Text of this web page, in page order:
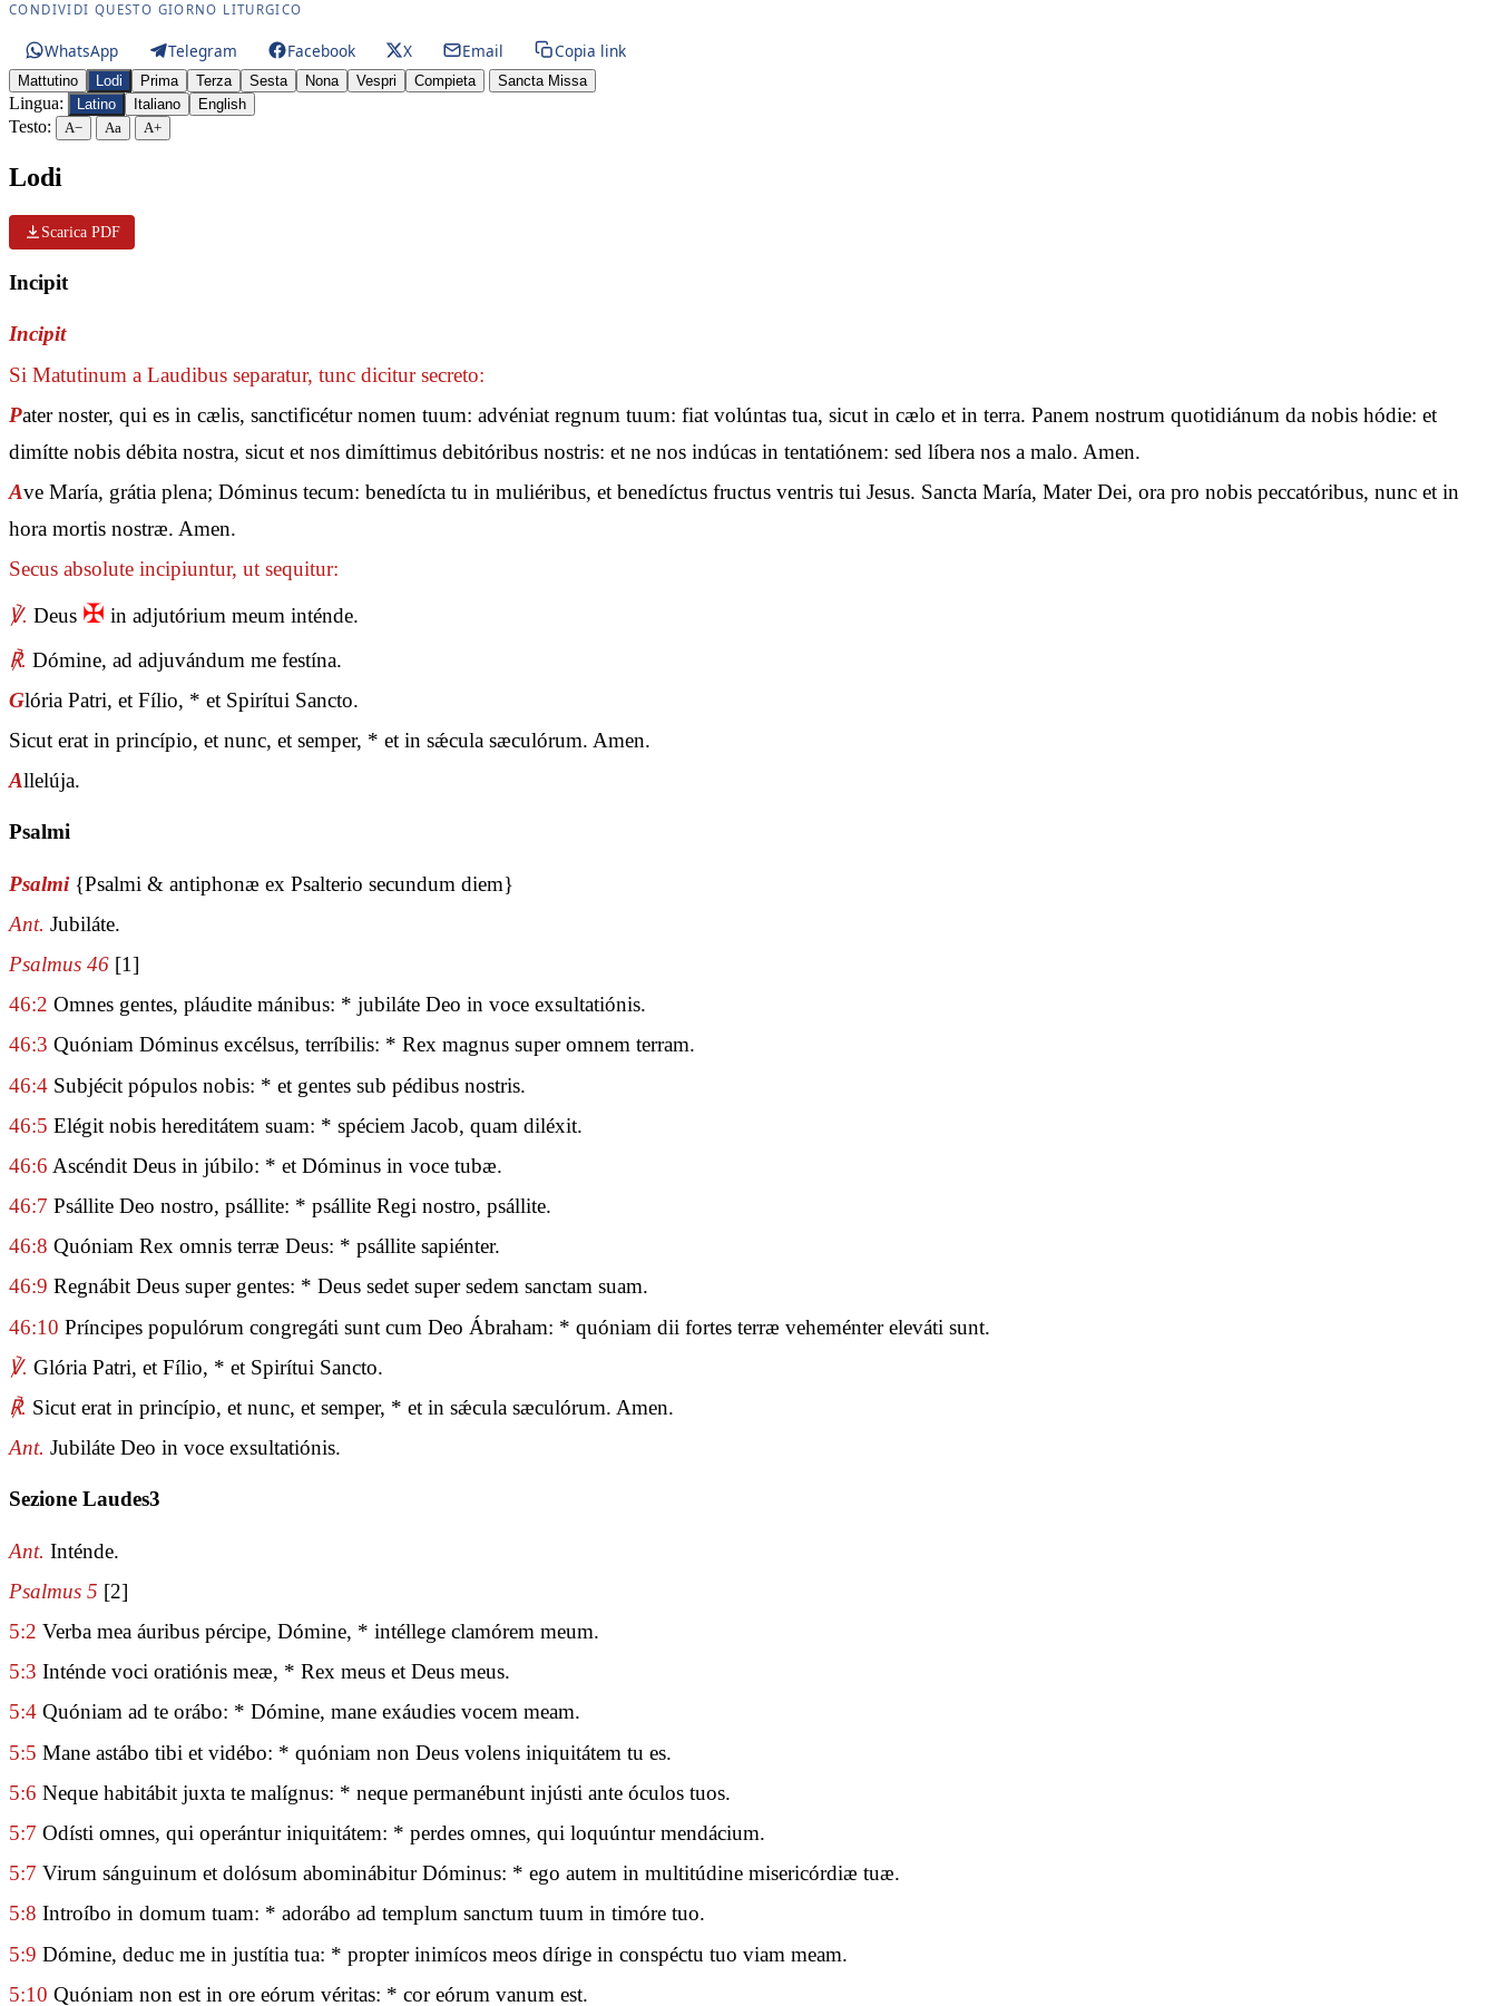
CONDIVIDI QUESTO GIORNO LITURGICO
WhatsApp Telegram Facebook X Email Copia link
Mattutino Lodi Prima Terza Sesta Nona Vespri Compieta Sancta Missa
Lingua: Latino Italiano English
Testo: A− Aa A+
Lodi
Scarica PDF
Incipit
Incipit
Si Matutinum a Laudibus separatur, tunc dicitur secreto:
Pater noster, qui es in cælis, sanctificétur nomen tuum: advéniat regnum tuum: fiat volúntas tua, sicut in cælo et in terra. Panem nostrum quotidiánum da nobis hódie: et
dimítte nobis débita nostra, sicut et nos dimíttimus debitóribus nostris: et ne nos indúcas in tentatiónem: sed líbera nos a malo. Amen.
Ave María, grátia plena; Dóminus tecum: benedícta tu in muliéribus, et benedíctus fructus ventris tui Jesus. Sancta María, Mater Dei, ora pro nobis peccatóribus, nunc et in
hora mortis nostræ. Amen.
Secus absolute incipiuntur, ut sequitur:
℣. Deus ✠ in adjutórium meum inténde.
℟. Dómine, ad adjuvándum me festína.
Glória Patri, et Fílio, * et Spirítui Sancto.
Sicut erat in princípio, et nunc, et semper, * et in sǽcula sæculórum. Amen.
Allelúja.
Psalmi
Psalmi {Psalmi & antiphonæ ex Psalterio secundum diem}
Ant. Jubiláte.
Psalmus 46 [1]
46:2 Omnes gentes, pláudite mánibus: * jubiláte Deo in voce exsultatiónis.
46:3 Quóniam Dóminus excélsus, terríbilis: * Rex magnus super omnem terram.
46:4 Subjécit pópulos nobis: * et gentes sub pédibus nostris.
46:5 Elégit nobis hereditátem suam: * spéciem Jacob, quam diléxit.
46:6 Ascéndit Deus in júbilo: * et Dóminus in voce tubæ.
46:7 Psállite Deo nostro, psállite: * psállite Regi nostro, psállite.
46:8 Quóniam Rex omnis terræ Deus: * psállite sapiénter.
46:9 Regnábit Deus super gentes: * Deus sedet super sedem sanctam suam.
46:10 Príncipes populórum congregáti sunt cum Deo Ábraham: * quóniam dii fortes terræ veheménter eleváti sunt.
℣. Glória Patri, et Fílio, * et Spirítui Sancto.
℟. Sicut erat in princípio, et nunc, et semper, * et in sǽcula sæculórum. Amen.
Ant. Jubiláte Deo in voce exsultatiónis.
Sezione Laudes3
Ant. Inténde.
Psalmus 5 [2]
5:2 Verba mea áuribus pércipe, Dómine, * intéllege clamórem meum.
5:3 Inténde voci oratiónis meæ, * Rex meus et Deus meus.
5:4 Quóniam ad te orábo: * Dómine, mane exáudies vocem meam.
5:5 Mane astábo tibi et vidébo: * quóniam non Deus volens iniquitátem tu es.
5:6 Neque habitábit juxta te malígnus: * neque permanébunt injústi ante óculos tuos.
5:7 Odísti omnes, qui operántur iniquitátem: * perdes omnes, qui loquúntur mendácium.
5:7 Virum sánguinum et dolósum abominábitur Dóminus: * ego autem in multitúdine misericórdiæ tuæ.
5:8 Introíbo in domum tuam: * adorábo ad templum sanctum tuum in timóre tuo.
5:9 Dómine, deduc me in justítia tua: * propter inimícos meos dírige in conspéctu tuo viam meam.
5:10 Quóniam non est in ore eórum véritas: * cor eórum vanum est.